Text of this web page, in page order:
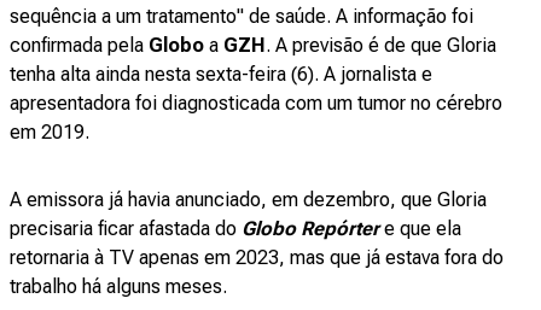
sequência a um tratamento" de saúde. A informação foi
confirmada pela Globo a GZH. A previsão é de que Gloria
tenha alta ainda nesta sexta-feira (6). A jornalista e
apresentadora foi diagnosticada com um tumor no cérebro
em 2019.
A emissora já havia anunciado, em dezembro, que Gloria
precisaria ficar afastada do Globo Repórtere que ela
retornaria à TV apenas em 2023, mas que já estava fora do
trabalho há alguns meses.